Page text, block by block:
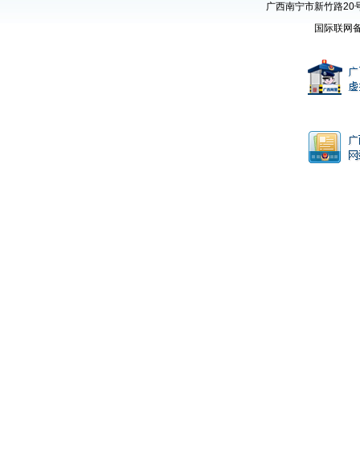
广西南宁市新竹路20
国际联网